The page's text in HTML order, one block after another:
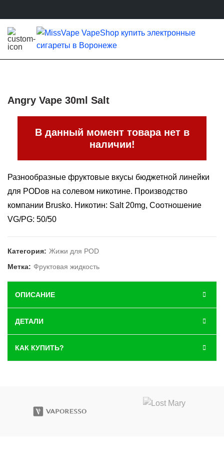
Angry Vape 30ml Salt
В данный момент товара нет в
наличии!
Разнообразные фруктовые вкусы бюджетной линейки
для PODов на солевом никотине. Производство
компании Brusko. Никотин: Salt 20mg, Соотношение
VG/PG: 50/50
Категория: Жижи для POD
Метка: Фруктовая жидкость
ОПИСАНИЕ
ДЕТАЛИ
КАК КУПИТЬ?